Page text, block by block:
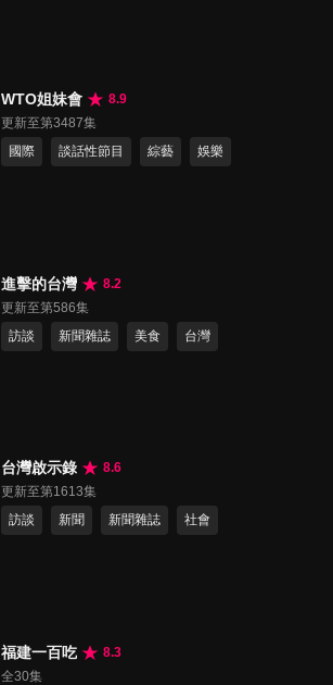
WTO姐妹會
8.9
更新至第3487集
國際
談話性節目 綜藝 娛樂
進擊的台灣
8.2
更新至第586集
訪談
新聞雜誌 美食 台灣
台灣啟示錄
8.6
更新至第1613集
訪談
新聞 新聞雜誌 社會
福建一百吃
8.3
全30集